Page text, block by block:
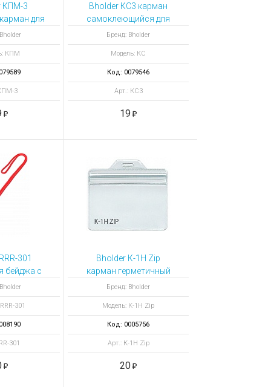
КПМ-3
для
А6
КПМ
3
Bholder КС3 карман
самоклеющийся для
формата а5, 148 х 120
мм
Бренд: Bholder
Модель: КС
Код: 0079546
Арт.: КС3
19
301
бейджа с
301
301
Bholder К-1Н Zip
карман герметичный
Бренд: Bholder
Модель: К-1Н Zip
Код: 0005756
Арт.: К-1Н Zip
20